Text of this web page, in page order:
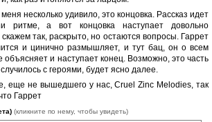
несколько удивило, это концовка. Рассказ идет
ритме, а вот концовка наступает довольно
так, раскрыто, но остаются вопросы. Гаррет
и цинично размышляет, и тут бац, он о всем
объясняет и наступает конец. Возможно, это часть
с героями, будет ясно далее.
еще не вышедшего у нас, Cruel Zinc Melodies, так
Гаррет
(кликните по нему, чтобы увидеть)